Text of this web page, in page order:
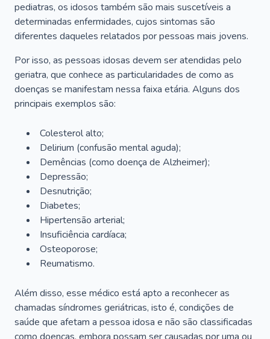
pediatras, os idosos também são mais suscetíveis a
determinadas enfermidades, cujos sintomas são
diferentes daqueles relatados por pessoas mais jovens.
Por isso, as pessoas idosas devem ser atendidas pelo
geriatra, que conhece as particularidades de como as
doenças se manifestam nessa faixa etária. Alguns dos
principais exemplos são:
Colesterol alto;
Delirium (confusão mental aguda);
Demências (como doença de Alzheimer);
Depressão;
Desnutrição;
Diabetes;
Hipertensão arterial;
Insuficiência cardíaca;
Osteoporose;
Reumatismo.
Além disso, esse médico está apto a reconhecer as
chamadas síndromes geriátricas, isto é, condições de
saúde que afetam a pessoa idosa e não são classificadas